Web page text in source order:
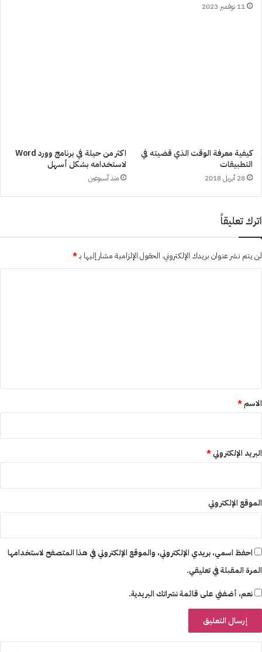
11 نوفمبر 2023
كيفية معرفة الوقت الذي قضيته في
التطبيقات
28 أبريل 2018
اكثر من حيلة في برنامج وورد Word
لاستخدامه بشكل أسهل
منذ أسبوعين
اترك تعليقاً
لن يتم نشر عنوان بريدك الإلكتروني. الحقول الإلزامية مشار إليها بـ*
*
الاسم*
البريد الإلكتروني*
الموقع الإلكتروني
احفظ اسمي، بريدي الإلكتروني، والموقع الإلكتروني في هذا المتصفح لاستخدامها
المرة المقبلة في تعليقي.
نعم، أضفني على قائمة نشراتك البريدية.